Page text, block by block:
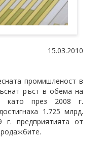
15.03.2010
промишленост в
ръст в обема на
като през 2008 г.
1.725 млрд.
предприятията от